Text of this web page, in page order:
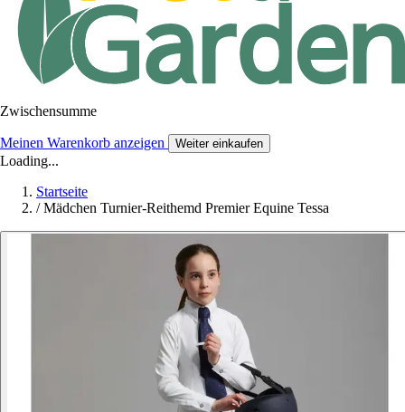
Zwischensumme
Meinen Warenkorb anzeigen Weiter einkaufen
Loading...
Startseite
/ Mädchen Turnier-Reithemd Premier Equine Tessa